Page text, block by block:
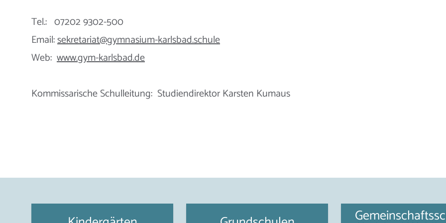
Tel.: 07202 9302-500
Email:sekretariat@gymnasium-karlsbad.schule
Web: www.gym-karlsbad.de
Kommissarische Schulleitung: Studiendirektor Karsten Kumaus